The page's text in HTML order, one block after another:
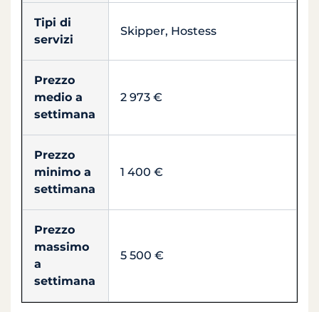
Tipi di
servizi
Skipper, Hostess
Prezzo
medio a
settimana
2 973 €
Prezzo
minimo a
settimana
1 400 €
Prezzo
massimo
a
settimana
5 500 €